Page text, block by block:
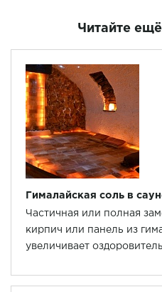
Читайте
Гималайская соль в
Частичная или полная
кирпич или панель из
увеличивает